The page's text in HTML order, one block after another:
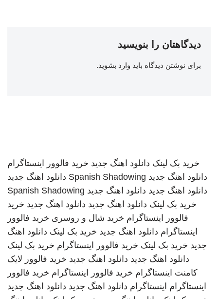
دیدگاهتان را بنویسید
برای نوشتن دیدگاه باید وارد بشوید.
خرید بک لینک دانلود اهنگ جدید خرید فالوور اینستاگرام
دانلود اهنگ جدید Spanish Shadowing دانلود اهنگ جدید
دانلود اهنگ جدید دانلود اهنگ جدید Spanish Shadowing
خرید بک لینک دانلود اهنگ جدید دانلود اهنگ جدید خرید
فالوور اینستاگرام خرید شال و روسری خرید فالوور
اینستاگرام دانلود اهنگ جدید خرید بک لینک دانلود اهنگ
جدید خرید بک لینک خرید فالوور اینستاگرام خرید بک لینک
دانلود اهنگ جدید دانلود اهنگ جدید خرید فالوور لایک
کامنت اینستاگرام خرید فالوور اینستاگرام خرید فالوور
اینستاگرام اینستاگرام دانلود اهنگ جدید دانلود اهنگ جدید